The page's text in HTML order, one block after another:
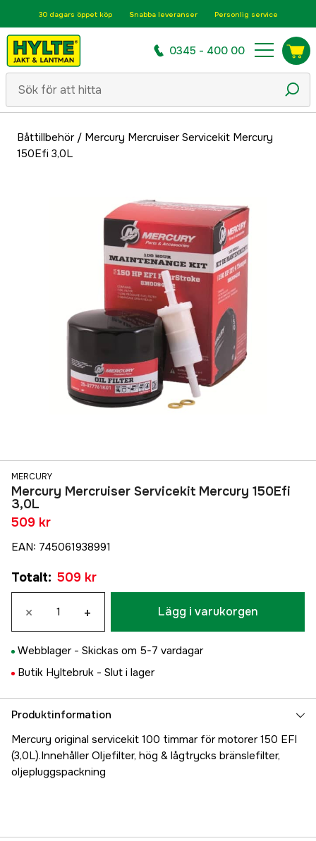
30 dagars öppet köp Snabba leveranser Personlig service
0345 - 400 00
Båttillbehör/ Mercury Mercruiser Servicekit Mercury
150Efi 3,0L
MERCURY
Mercury Mercruiser Servicekit Mercury 150Efi
3,0L
509 kr
EAN: 745061938991
Totalt: 509 kr
× + Lägg i varukorgen
Webblager - Skickas om 5-7 vardagar
Butik Hyltebruk - Slut i lager
Produktinformation
Mercury original servicekit 100 timmar för motorer 150 EFI
(3,0L).Innehåller Oljefilter, hög & lågtrycks bränslefilter,
oljepluggspackning